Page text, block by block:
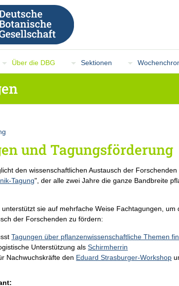
Über die DBG Sektionen
und Tagungsförderung
den wissenschaftlichen Austausch der
Tagung", der alle zwei Jahre die ganze Bandbreite
sie auf mehrfache Weise Fachtagungen, um
der Forschenden zu fördern:
Tagungen über pflanzenwissenschaftliche Themen
Unterstützung alsSchirmherrin
Nachwuchskräfte den Eduard Strasburger-Workshop